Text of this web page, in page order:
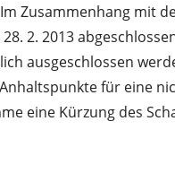
Zusammenhang mit
2. 2013
ausgeschlossen
für eine
eine Kürzung des